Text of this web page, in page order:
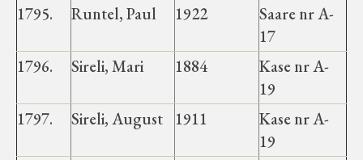
1795. Runtel, Paul 1922
Saare nr A-
17
1796.
Sireli, Mari 1884
Kase nr A-
19
1797.
Sireli, August 1911
Kase nr A-
19